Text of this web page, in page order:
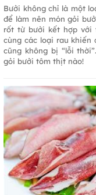
Bưởi không chỉ là một
để làm nên món gỏi
rốt từ bưởi kết hợp với
cùng các loại rau khiến
cũng không bị “lỗi
gỏi bưởi tôm thịt nào!